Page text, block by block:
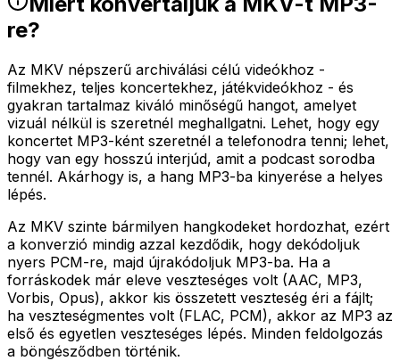
re?
Az MKV népszerű archiválási célú videókhoz -
filmekhez, teljes koncertekhez, játékvideókhoz - és
gyakran tartalmaz kiváló minőségű hangot, amelyet
vizuál nélkül is szeretnél meghallgatni. Lehet, hogy egy
koncertet MP3-ként szeretnél a telefonodra tenni; lehet,
hogy van egy hosszú interjúd, amit a podcast sorodba
tennél. Akárhogy is, a hang MP3-ba kinyerése a helyes
lépés.
Az MKV szinte bármilyen hangkodeket hordozhat, ezért
a konverzió mindig azzal kezdődik, hogy dekódoljuk
nyers PCM-re, majd újrakódoljuk MP3-ba. Ha a
forráskodek már eleve veszteséges volt (AAC, MP3,
Vorbis, Opus), akkor kis összetett veszteség éri a fájlt;
ha veszteségmentes volt (FLAC, PCM), akkor az MP3 az
első és egyetlen veszteséges lépés. Minden feldolgozás
a böngésződben történik.